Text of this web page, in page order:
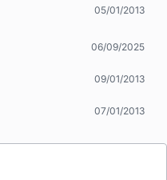
05/01/2013
06/09/2025
09/01/2013
07/01/2013